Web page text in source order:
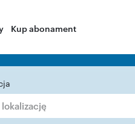
Kup abonament